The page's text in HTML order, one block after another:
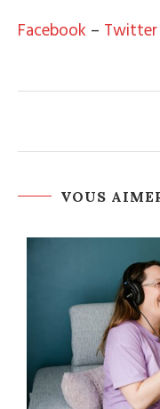
Facebook – Twitter
VOUS